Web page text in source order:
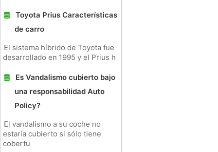
Toyota Prius Características
de carro
El sistema híbrido de Toyota fue
desarrollado en 1995 y el Prius h
Es Vandalismo cubierto bajo
una responsabilidad Auto
Policy?
El vandalismo a su coche no
estaría cubierto si sólo tiene
cobertu